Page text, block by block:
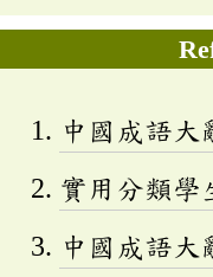
中國成語大
實用分類學
中國成語大